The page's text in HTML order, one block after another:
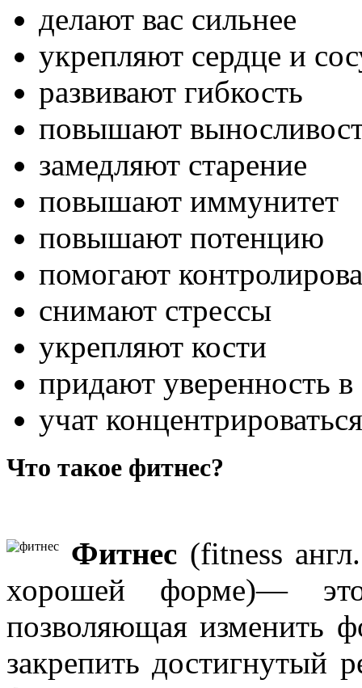
делают вас сильнее
укрепляют сердце и
развивают гибкость
повышают
замедляют старение
повышают иммунитет
повышают потенцию
помогают
снимают стрессы
укрепляют кости
придают уверенность в
учат концентрироваться
Что такое фитнес?
Фитнес (fitness
хорошей форме)— это
позволяющая изменить
закрепить достигнутый